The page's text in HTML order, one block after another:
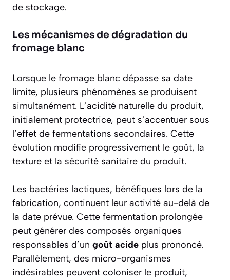
de stockage.
Les mécanismes de dégradation du
fromage blanc
Lorsque le fromage blanc dépasse sa date
limite, plusieurs phénomènes se produisent
simultanément. L’acidité naturelle du produit,
initialement protectrice, peut s’accentuer sous
l’effet de fermentations secondaires. Cette
évolution modifie progressivement le goût, la
texture et la sécurité sanitaire du produit.
Les bactéries lactiques, bénéfiques lors de la
fabrication, continuent leur activité au-delà de
la date prévue. Cette fermentation prolongée
peut générer des composés organiques
responsables d’un goût acide plus prononcé.
Parallèlement, des micro-organismes
indésirables peuvent coloniser le produit,